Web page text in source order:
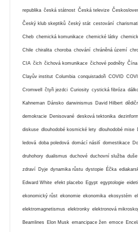
republika česká státnost Česká televize
Český klub skeptiků český stát cestování
Cheb chemická komunikace chemické látky
Chile chiralita choroba chování chráněná území
CIA čich čichová komunikace čichové podněty Čína
Clayův institut Columbia conquistadoři COVID
Cromwell čtyři jezdci Curiosity cystická fibróza
Kahneman Dánsko darwinismus David Hilbert
demokracie Denisované desková tektonika
diskuse dlouhodobé kosmické lety dlouhodobé mise
ledová doba poledová domácí násilí domestikace
druhohory dualismus duchové duchovní služba duše
zdraví Dyje dynamika růstu dystopie Éčka
Edward White efekt placebo Egypt egyptologie
ekonomický růst ekonomie ekonomika ekosystém
elektromagnetismus elektronky elektronová
Beamlines Elon Musk emancipace žen emoce